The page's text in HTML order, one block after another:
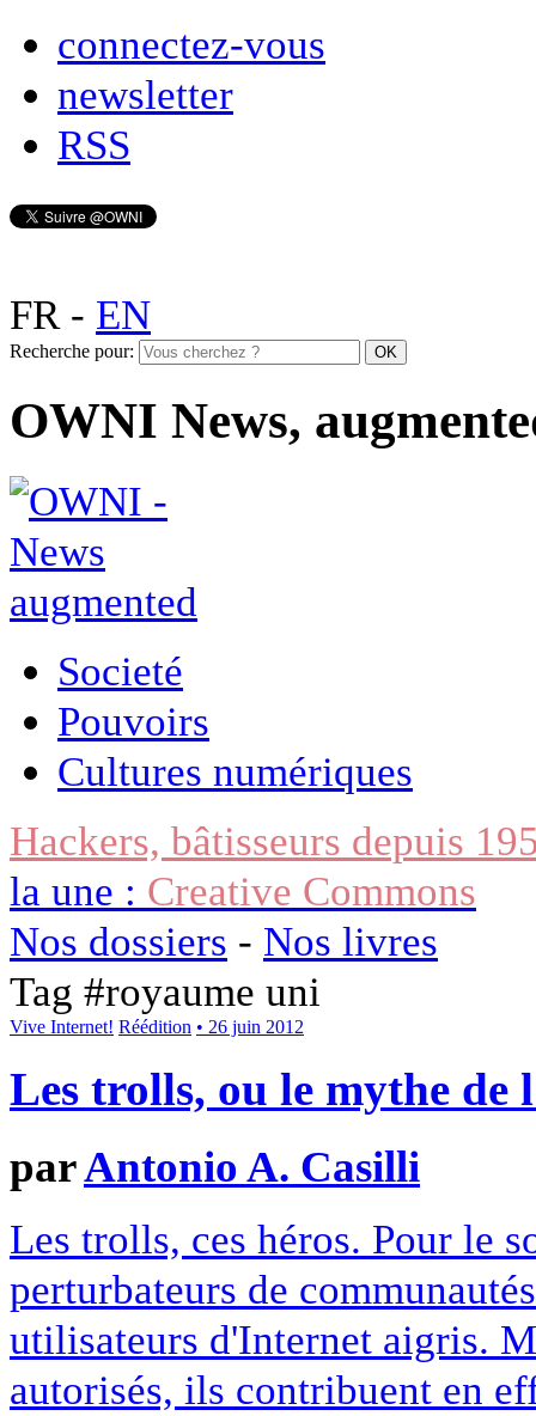
connectez-vous
newsletter
RSS
FR- EN
Recherche pour:
OWNI News,
Societé
Pouvoirs
Cultures numériques
Hackers, bâtisseurs depuis
la une : Creative Commons
Nos dossiers - Nos livres
Tag #royaume uni
Vive Internet! Réédition • 26 juin 2012
Les trolls, ou le mythe de
parAntonio A. Casilli
Les trolls, ces héros. Pour le
perturbateurs de
utilisateurs d'Internet aigris.
autorisés, ils contribuent en